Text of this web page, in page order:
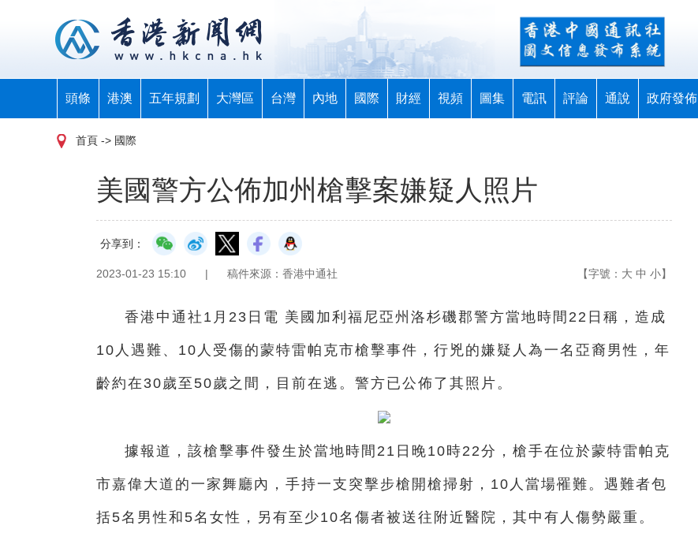
頭條 港澳 五年規劃 大灣區 台灣 內地 國際 財經 視頻 圖集 電訊 評論 通說 政府發佈
首頁 -> 國際
美國警方公佈加州槍擊案嫌疑人照片
分享到：
2023-01-23 15:10 | 稿件來源：香港中通社 【字號： 大 中 小】
香港中通社1月23日電 美國加利福尼亞州洛杉磯郡警方當地時間22日稱，造成
10人遇難、10人受傷的蒙特雷帕克市槍擊事件，行兇的嫌疑人為一名亞裔男性，年
齡約在30歲至50歲之間，目前在逃。警方已公佈了其照片。
據報道，該槍擊事件發生於當地時間21日晚10時22分，槍手在位於蒙特雷帕克
市嘉偉大道的一家舞廳內，手持一支突擊步槍開槍掃射，10人當場罹難。遇難者包
括5名男性和5名女性，另有至少10名傷者被送往附近醫院，其中有人傷勢嚴重。